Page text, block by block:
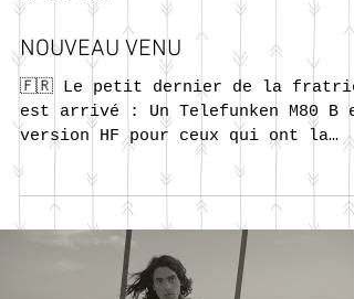
28 avr. 2017
NOUVEAU VENU
🇫🇷 Le petit dernier de la fratrie
est arrivé : Un Telefunken M80 B
version HF pour ceux qui ont la
bougeotte !! 🇬🇧 Welcome to the...